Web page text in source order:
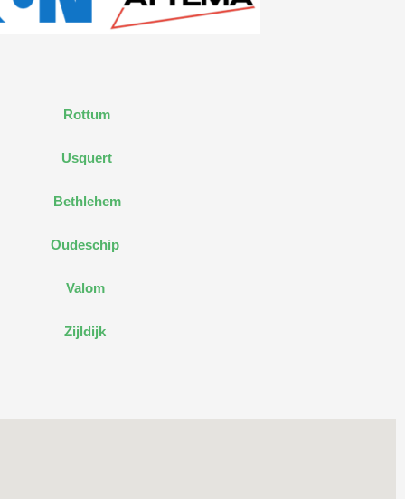
Rottum
Usquert
Bethlehem
Oudeschip
Valom
Zijldijk